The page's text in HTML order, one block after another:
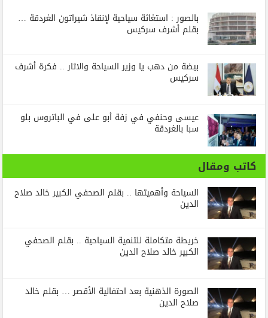
بالصور : استغاثة سياحية لإنقاذ شيراتون الغردقة …
بقلم أشرف سركيس
بيضة من دهب يا وزير السياحة والاثار .. فكرة أشرف
سركيس
عيسى وحنفي في زفة أبو على في الباتروس بلو
سبا بالغردقة
كاتب ومقال
السياحة وأهميتها .. بقلم الصحفي الكبير خالد صلاح
الدين
خريطة متكاملة للتنمية السياحية .. بقلم الصحفي
الكبير خالد صلاح الدين
الصورة الذهنية بعد احتفالية الأقصر … بقلم خالد
صلاح الدين